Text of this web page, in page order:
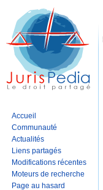
Accueil
Communauté
Actualités
Liens partagés
Modifications récentes
Moteurs de recherche
Page au hasard